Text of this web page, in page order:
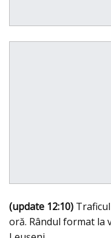
(update 12:10)
oră. Rândul format la